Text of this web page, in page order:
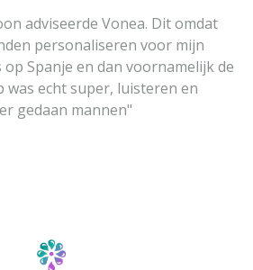
adviseerde Vonea. Dit omdat
personaliseren voor mijn
Spanje en dan voornamelijk de
was echt super, luisteren en
gedaan mannen"